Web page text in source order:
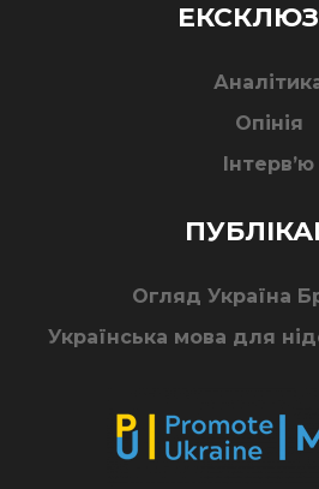
Опінія
Інтерв’ю
Огляд Україна
Українська мова для